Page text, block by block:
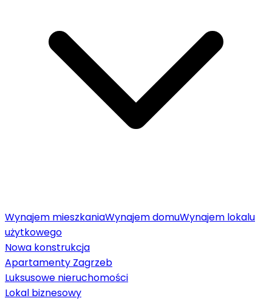
Wynajem mieszkaniaWynajem domuWynajem lokalu
użytkowego
Nowa konstrukcja
Apartamenty Zagrzeb
Luksusowe nieruchomości
Lokal biznesowy